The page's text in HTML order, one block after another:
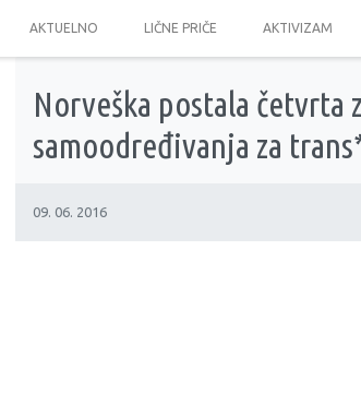
AKTUELNO LIČNE PRIČE AKTIVIZAM
Norveška postala
samoodređivanja za
09. 06. 2016